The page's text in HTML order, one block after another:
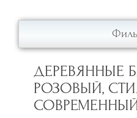
ДЕРЕВЯННЫЕ
РОЗОВЫЙ,